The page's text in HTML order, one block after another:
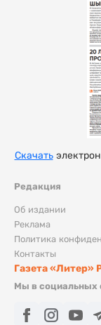
Редакция
Об издании
Реклама
Политика
Контакты
Газета «Литер»
Мы в социальных
Скачать